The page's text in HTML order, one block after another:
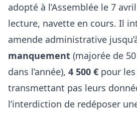
adopté à l’Assemblée le 7
lecture, navette en cours. Il
amende administrative
manquement (majorée de
dans l’année), 4 500 € pour les
transmettant pas leurs
l’interdiction de redéposer